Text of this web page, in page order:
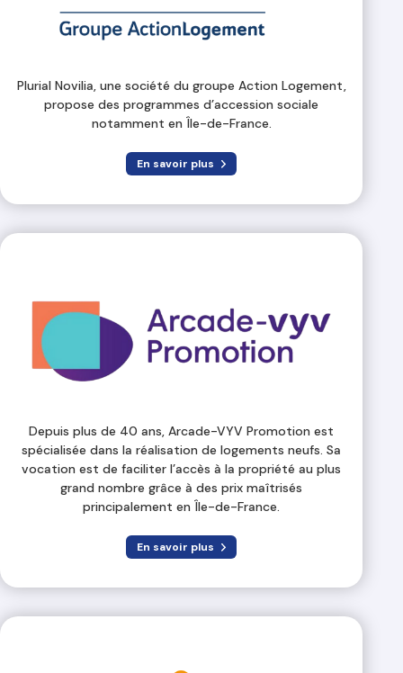
Plurial Novilia, une société du groupe Action Logement,
propose des programmes d’accession sociale
notamment en Île-de-France.
En savoir plus
Depuis plus de 40 ans, Arcade-VYV Promotion est
spécialisée dans la réalisation de logements neufs. Sa
vocation est de faciliter l’accès à la propriété au plus
grand nombre grâce à des prix maîtrisés
principalement en Île-de-France.
En savoir plus